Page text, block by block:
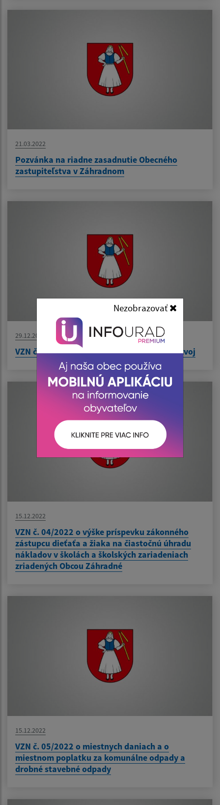
Nezobrazovať
21.03.2022
Pozvánka na riadne zasadnutie Obecného
zastupiteľstva v Záhradnom
29.12.2022
VZN č. 06/2022 o miestnom poplatku za rozvoj
15.12.2022
VZN č. 04/2022 o výške príspevku zákonného
zástupcu dieťaťa a žiaka na čiastočnú úhradu
nákladov v školách a školských zariadeniach
zriadených Obcou Záhradné
15.12.2022
VZN č. 05/2022 o miestnych daniach a o
miestnom poplatku za komunálne odpady a
drobné stavebné odpady